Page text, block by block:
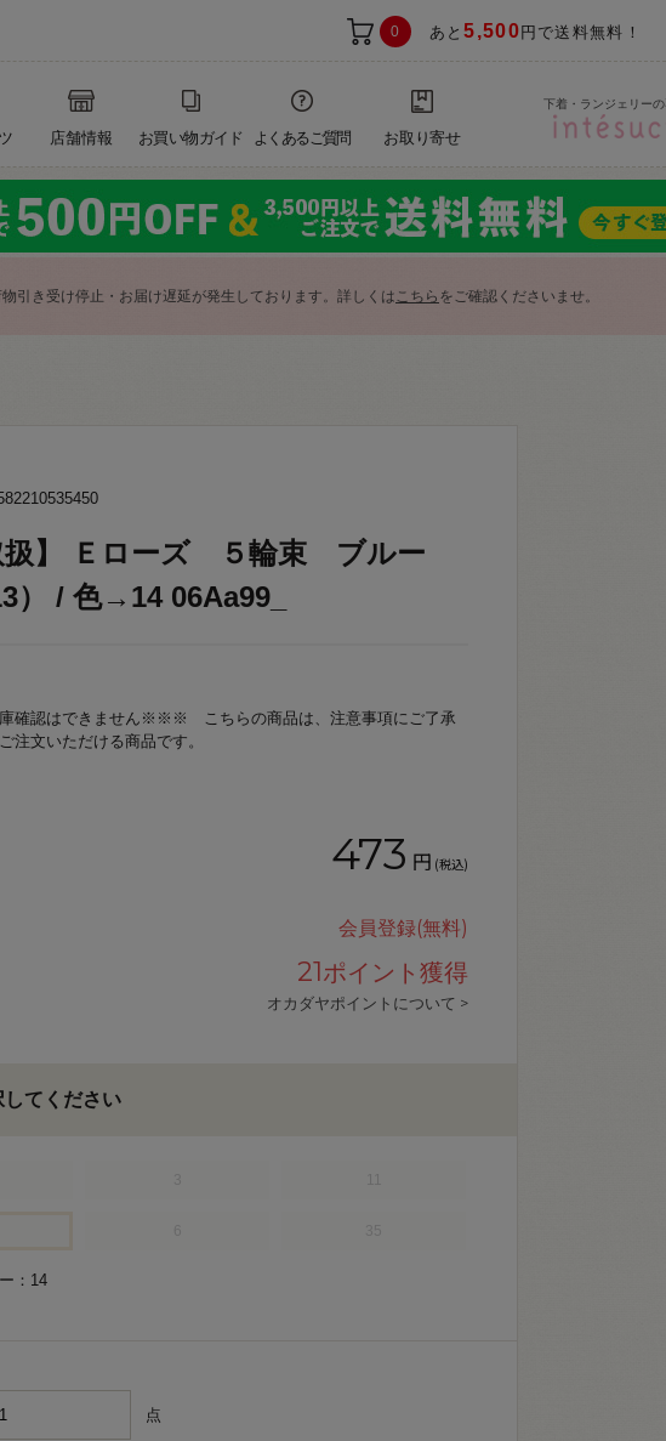
0 あと5,500 円で送料無料！
店舗情報 お買い物ガイド よくあるご質問 お取り寄せ
下着・ランジェリー
引き受け停止・お届け遅延が発生しております。詳しくはこちら をご確認くださいませ。
扱】 Ｅローズ ５輪束 ブルー
） / 色→14 06Aa99_
確認はできません※※※ こちらの商品は、注意事項にご了承
注文いただける商品です。
473 円 (税込)
会員登録(無料)
21ポイント獲得
オカダヤポイントについて >
してください
：14
点